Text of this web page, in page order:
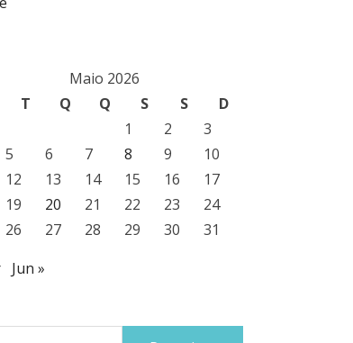
Maio 2026
T Q Q S S
D
1
2
3
5 6 7 8 9
10
12 13 14 15 16
17
19 20 21 22 23
24
26 27 28 29 30
31
Jun »